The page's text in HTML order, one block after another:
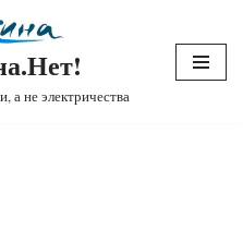
а не электричества